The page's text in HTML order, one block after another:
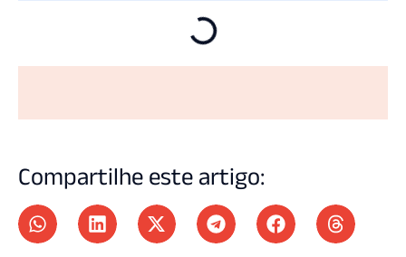
Compartilhe este artigo: